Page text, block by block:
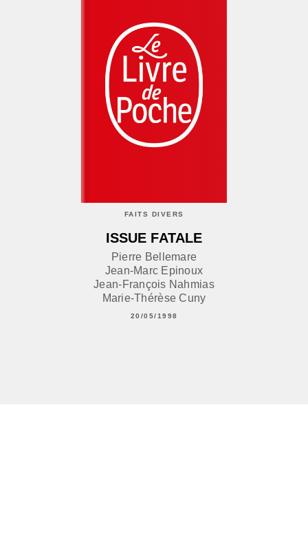
FAITS DIVERS
ISSUE FATALE
Pierre Bellemare
Jean-Marc Epinoux
Jean-François Nahmias
Marie-Thérèse Cuny
20/05/1998